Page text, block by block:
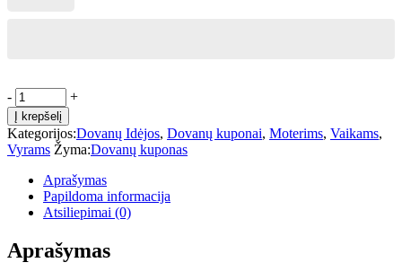
Dovanų
kuponas
(fizinis)
quantity
- +
Į krepšelį
Kategorijos:Dovanų Idėjos, Dovanų kuponai, Moterims, Vaikams,
Vyrams Žyma:Dovanų kuponas
Aprašymas
Papildoma informacija
Atsiliepimai (0)
Aprašymas